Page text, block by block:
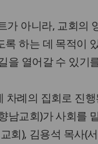
가 아니라, 교회의
하는 데 목적이
열어갈 수 있기
례의 집회로 진
남교회)가 사회를
회), 김용석 목사(